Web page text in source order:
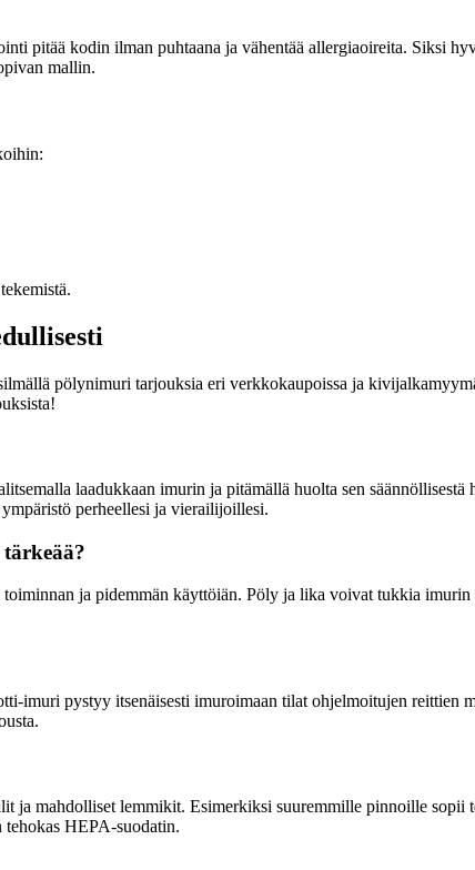
pitää kodin ilman puhtaana ja vähentää allergiaoireita. Siksi
mallin.
pölynimuri tarjouksia eri verkkokaupoissa ja
laadukkaan imurin ja pitämällä huolta sen
perheellesi ja vierailijoillesi.
ja pidemmän käyttöiän. Pöly ja lika voivat tukkia
imuri pystyy itsenäisesti imuroimaan tilat ohjelmoitujen reittien
ja mahdolliset lemmikit. Esimerkiksi suuremmille pinnoille
HEPA-suodatin.